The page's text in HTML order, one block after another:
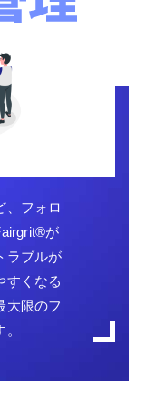
、フォロ
®が
ラブルが
すくなる
大限のフ